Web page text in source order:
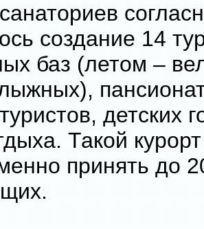
создание 14
баз (летом –
детских
Такой
принять до